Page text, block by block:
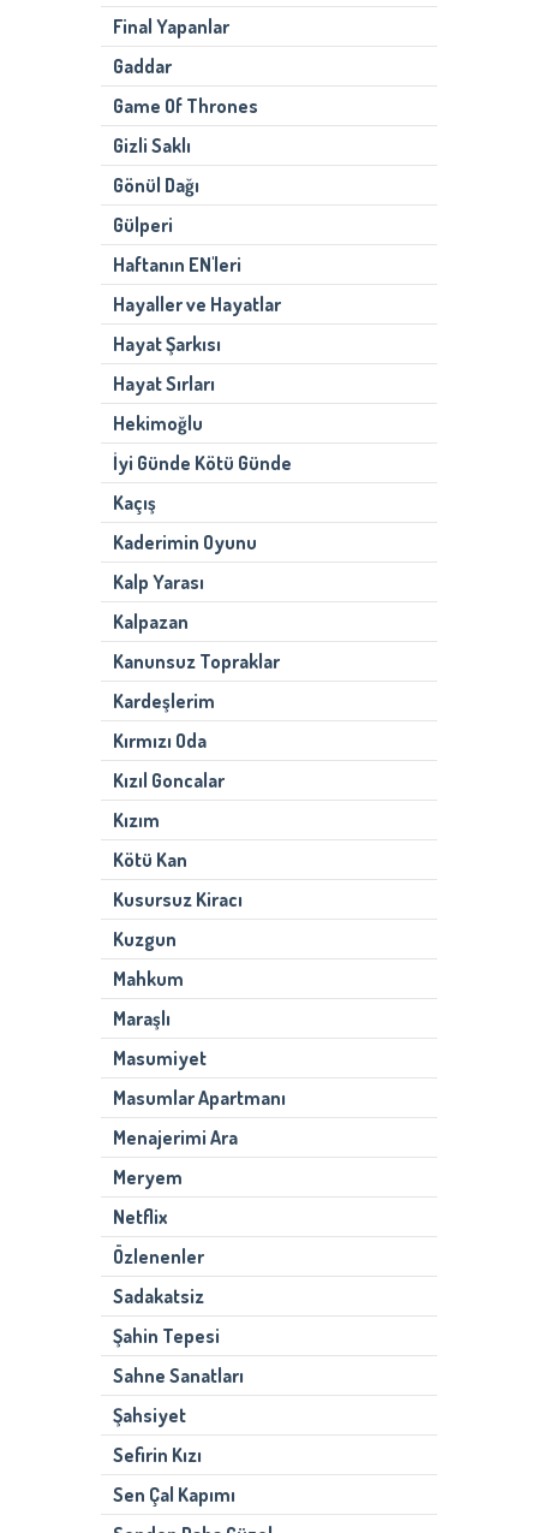
Final Yapanlar
Gaddar
Game Of Thrones
Gizli Saklı
Gönül Dağı
Gülperi
Haftanın EN'leri
Hayaller ve Hayatlar
Hayat Şarkısı
Hayat Sırları
Hekimoğlu
İyi Günde Kötü Günde
Kaçış
Kaderimin Oyunu
Kalp Yarası
Kalpazan
Kanunsuz Topraklar
Kardeşlerim
Kırmızı Oda
Kızıl Goncalar
Kızım
Kötü Kan
Kusursuz Kiracı
Kuzgun
Mahkum
Maraşlı
Masumiyet
Masumlar Apartmanı
Menajerimi Ara
Meryem
Netflix
Özlenenler
Sadakatsiz
Şahin Tepesi
Sahne Sanatları
Şahsiyet
Sefirin Kızı
Sen Çal Kapımı